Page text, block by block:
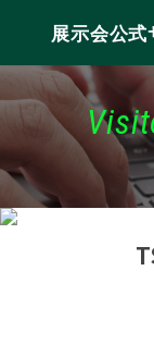
展示会公式